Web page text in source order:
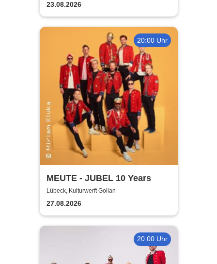
23.08.2026
20:00 Uhr
MEUTE - JUBEL 10 Years
Lübeck, Kulturwerft Gollan
27.08.2026
20:00 Uhr